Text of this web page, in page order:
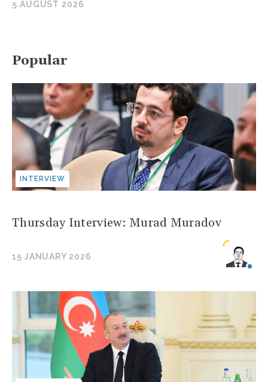
5 AUGUST 2026
Popular
INTERVIEW
Thursday Interview: Murad Muradov
15 JANUARY 2026